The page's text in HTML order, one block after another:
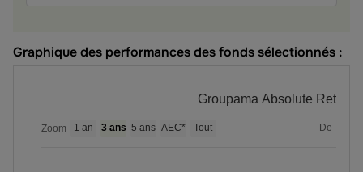
Graphique des performances des fonds sélectionnés :